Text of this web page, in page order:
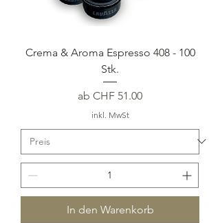
Crema & Aroma Espresso 408 - 100
Stk.
ab CHF 51.00
Sale-Preis
inkl. MwSt
In den Warenkorb